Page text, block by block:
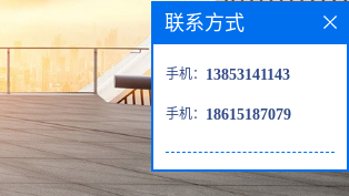
联系方式
手机： 13853141143
手机： 18615187079